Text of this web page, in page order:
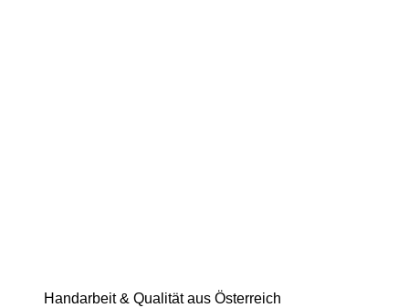
Handarbeit & Qualität aus Österreich